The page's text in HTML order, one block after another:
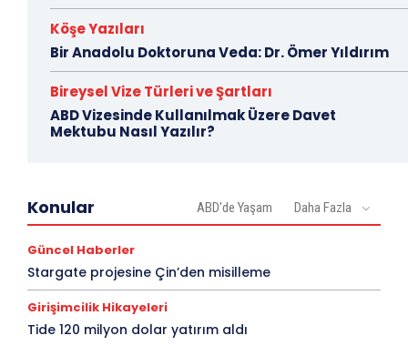
Köşe Yazıları
Bir Anadolu Doktoruna Veda: Dr. Ömer Yıldırım
Bireysel Vize Türleri ve Şartları
ABD Vizesinde Kullanılmak Üzere Davet
Mektubu Nasıl Yazılır?
Konular ABD'de Yaşam Daha Fazla
Güncel Haberler
Stargate projesine Çin’den misilleme
Girişimcilik Hikayeleri
Tide 120 milyon dolar yatırım aldı